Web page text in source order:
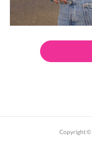
Copyright ©